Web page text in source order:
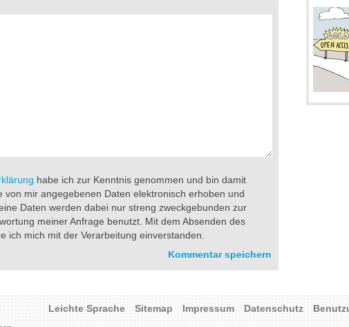
habe ich zur Kenntnis genommen und bin damit
von mir angegebenen Daten elektronisch erhoben und
Daten werden dabei nur streng zweckgebunden zur
meiner Anfrage benutzt. Mit dem Absenden des
ich mich mit der Verarbeitung einverstanden.
Leichte Sprache Sitemap Impressum Datenschutz